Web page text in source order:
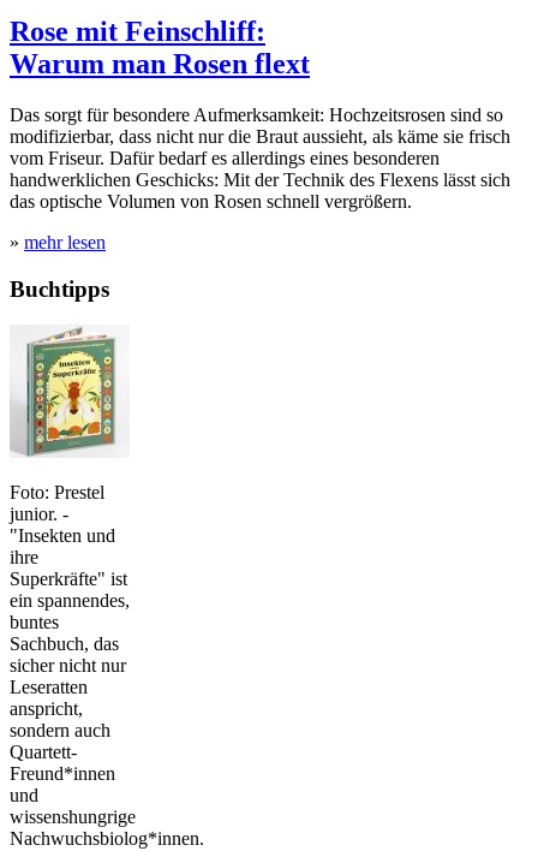
Rose mit Feinschliff:
Warum man Rosen flext
Das sorgt für besondere Aufmerksamkeit: Hochzeitsrosen sind so
modifizierbar, dass nicht nur die Braut aussieht, als käme sie frisch
vom Friseur. Dafür bedarf es allerdings eines besonderen
handwerklichen Geschicks: Mit der Technik des Flexens lässt sich
das optische Volumen von Rosen schnell vergrößern.
» mehr lesen
Buchtipps
Foto: Prestel
junior. -
"Insekten und
ihre
Superkräfte" ist
ein spannendes,
buntes
Sachbuch, das
sicher nicht nur
Leseratten
anspricht,
sondern auch
Quartett-
Freund*innen
und
wissenshungrige
Nachwuchsbiolog*innen.